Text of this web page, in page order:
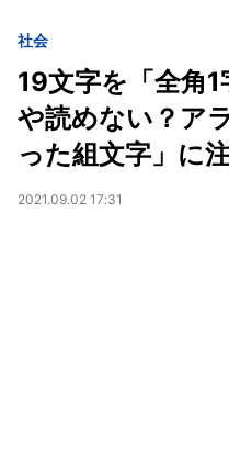
社会
19文字を「全角
や読めない？ア
った組文字」に
2021.09.02 17:31